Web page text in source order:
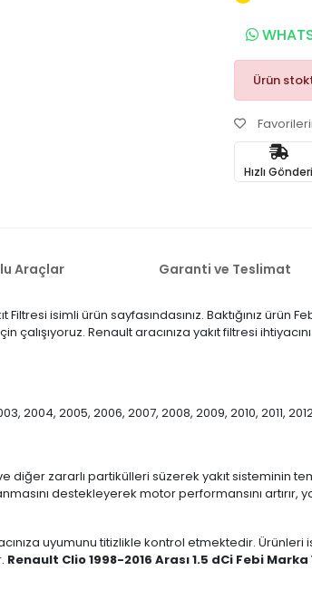
Ürün
Hızlı Gönderi
Araçlar Garanti ve Teslimat
Filtresi isimli ürün sayfasındasınız. Baktığınız
çalışıyoruz. Renault aracınıza yakıt filtresi
2004, 2005, 2006, 2007, 2008, 2009, 2010, 2011,
diğer zararlı partikülleri süzerek yakıt sisteminin
destekleyerek motor performansını
uyumunu titizlikle kontrol etmektedir.
Renault Clio 1998-2016 Arası 1.5 dCi Febi